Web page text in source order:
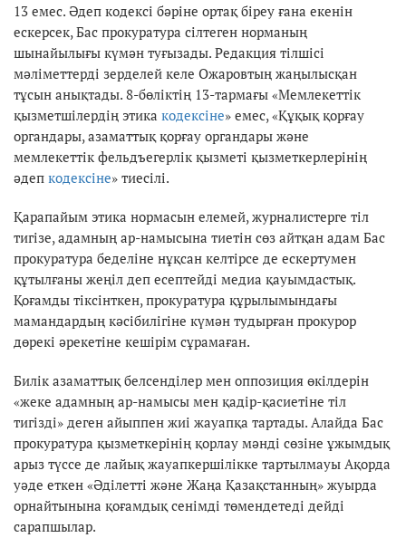
13 емес. Әдеп кодексі бәріне ортақ біреу ғана екенін
ескерсек, Бас прокуратура сілтеген норманың
шынайылығы күмән туғызады. Редакция тілшісі
мәліметтерді зерделей келе Ожаровтың жаңылысқан
тұсын анықтады. 8-бөліктің 13-тармағы «Мемлекеттік
қызметшілердің этика кодексіне» емес, «Құқық қорғау
органдары, азаматтық қорғау органдары және
мемлекеттік фельдъегерлік қызметі қызметкерлерінің
әдеп кодексіне» тиесілі.
Қарапайым этика нормасын елемей, журналистерге тіл
тигізе, адамның ар-намысына тиетін сөз айтқан адам Бас
прокуратура беделіне нұқсан келтірсе де ескертумен
құтылғаны жеңіл деп есептейді медиа қауымдастық.
Қоғамды тіксінткен, прокуратура құрылымындағы
мамандардың кәсібилігіне күмән тудырған прокурор
дөрекі әрекетіне кешірім сұрамаған.
Билік азаматтық белсенділер мен оппозиция өкілдерін
«жеке адамның ар-намысы мен қадір-қасиетіне тіл
тигізді» деген айыппен жиі жауапқа тартады. Алайда Бас
прокуратура қызметкерінің қорлау мәнді сөзіне ұжымдық
арыз түссе де лайық жауапкершілікке тартылмауы Ақорда
уәде еткен «Әділетті және Жаңа Қазақстанның» жуырда
орнайтынына қоғамдық сенімді төмендетеді дейді
сарапшылар.